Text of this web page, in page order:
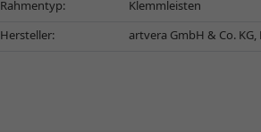
Rahmentyp:
Klemmleisten
Hersteller:
artvera GmbH & Co. KG,